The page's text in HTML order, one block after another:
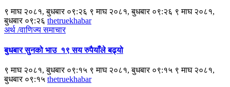
९ माघ २०८१, बुधबार ०९:२६ ९ माघ २०८१, बुधबार ०९:२६ ९ माघ २०८१,
बुधबार ०९:२६ thetruekhabar
अर्थ /वाणिज्यसमाचार
बुधबार सुनको भाउ १९ सय रुपैयाँले बढ्यो
९ माघ २०८१, बुधबार ०९:१५ ९ माघ २०८१, बुधबार ०९:१५ ९ माघ २०८१,
बुधबार ०९:१५ thetruekhabar